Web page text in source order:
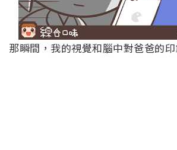
那瞬間，我的視覺和腦中對爸爸的